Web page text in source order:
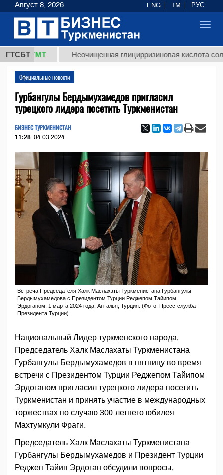
ГТСБТ
ТМТ Неочищенная глицирризиновая кислота
Официальные новости
Гурбангулы Бердымухамедов пригласил
турецкого лидера посетить Туркменистан
БИЗНЕС ТУРКМЕНИСТАН
11:28 04.03.2024
Встреча Председателя Халк Маслахаты Туркменистана Гурбангулы
Бердымухамедова с Президентом Турции Реджепом Тайипом
Эрдоганом, 1 марта 2024 года, Анталья, Турция. (Фото: Пресс-служба
Президента Турции)
Национальный Лидер туркменского народа,
Председатель Халк Маслахаты Туркменистана
Гурбангулы Бердымухамедов в пятницу во время
встречи с Президентом Турции Реджепом Тайипом
Эрдоганом пригласил турецкого лидера посетить
Туркменистан и принять участие в международных
торжествах по случаю 300-летнего юбилея
Махтумкули Фраги.
Председатель Халк Маслахаты Туркменистана
Гурбангулы Бердымухамедов и Президент Турции
Реджеп Тайип Эрдоган обсудили вопросы,
Август 8, 2026 ENG TM РУС